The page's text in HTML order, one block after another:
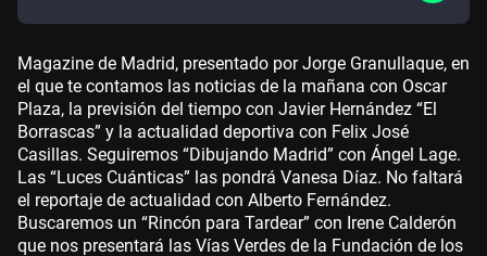
Magazine de Madrid, presentado por Jorge Granullaque, en
el que te contamos las noticias de la mañana con Oscar
Plaza, la previsión del tiempo con Javier Hernández “El
Borrascas” y la actualidad deportiva con Felix José
Casillas. Seguiremos “Dibujando Madrid” con Ángel Lage.
Las “Luces Cuánticas” las pondrá Vanesa Díaz. No faltará
el reportaje de actualidad con Alberto Fernández.
Buscaremos un “Rincón para Tardear” con Irene Calderón
que nos presentará las Vías Verdes de la Fundación de los